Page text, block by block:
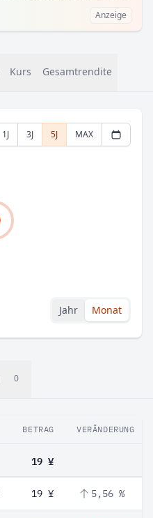
Anzeige
Kurs Gesamtrendite
1J 3J 5J MAX
Jahr Monat
0
BETRAG VERÄNDERUNG
19 ¥
19 ¥ 5,56 %